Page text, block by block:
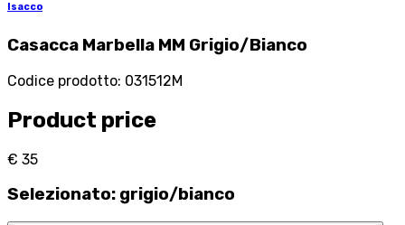
Isacco
Casacca Marbella MM Grigio/Bianco
Codice prodotto: 031512M
Product price
€ 35
Selezionato: grigio/bianco